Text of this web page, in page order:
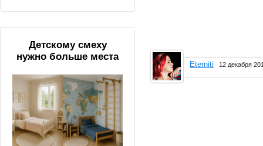
Eterniti 12 декабря
Детскому смеху
нужно больше места